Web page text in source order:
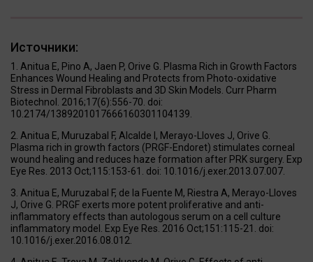
Источники:
Anitua E, Pino A, Jaen P, Orive G. Plasma Rich in Growth Factors
Enhances Wound Healing and Protects from Photo-oxidative
Stress in Dermal Fibroblasts and 3D Skin Models. Curr Pharm
Biotechnol. 2016;17(6):556-70. doi:
10.2174/1389201017666160301104139.
Anitua E, Muruzabal F, Alcalde I, Merayo-Lloves J, Orive G.
Plasma rich in growth factors (PRGF-Endoret) stimulates corneal
wound healing and reduces haze formation after PRK surgery. Exp
Eye Res. 2013 Oct;115:153-61. doi: 10.1016/j.exer.2013.07.007.
Anitua E, Muruzabal F, de la Fuente M, Riestra A, Merayo-Lloves
J, Orive G. PRGF exerts more potent proliferative and anti-
inflammatory effects than autologous serum on a cell culture
inflammatory model. Exp Eye Res. 2016 Oct;151:115-21. doi:
10.1016/j.exer.2016.08.012.